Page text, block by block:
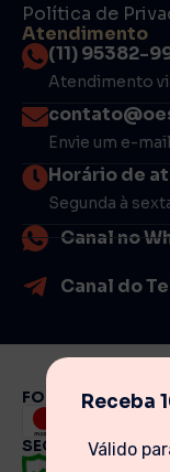
Política de
Atendimento
(11) 95382-
Atendimento
Envie um e-mail
Horário de
Segunda à
Canal no
Canal do
FORMAS DE
SEGURANÇA
Receba
Válido